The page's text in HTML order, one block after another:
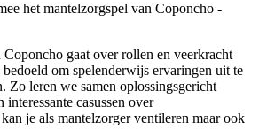
het mantelzorgspel van Coponcho -
gaat over rollen en veerkracht
om spelenderwijs ervaringen uit te
Zo leren we samen oplossingsgericht
interessante casussen over
je als mantelzorger ventileren maar ook